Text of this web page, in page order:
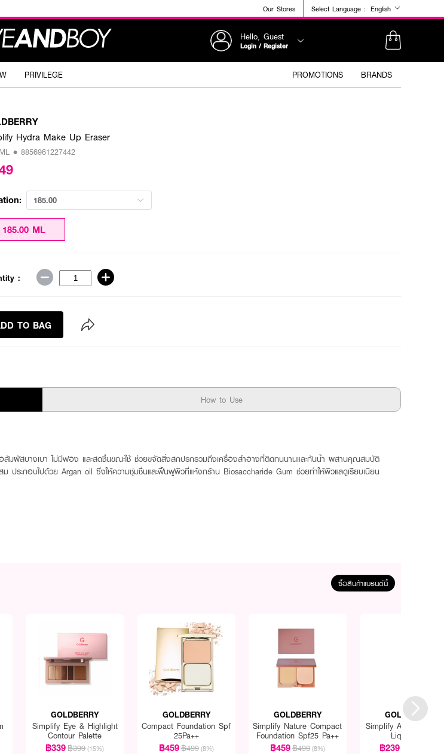
Our Stores Select Language : English
Hello, Guest
Login / Register
PRIVILEGE PROMOTIONS BRANDS
Hydra Make Up Eraser
• 8856961227442
185.00
185.00 ML
:
TO BAG
How to Use
เนื้อสัมผัสบางเบา ไม่มีฟอง และสดชื่นขณะใช้ ช่วยขจัดสิ่งสกปรกรวมถึงเครื่องสำอางที่ติดทนนานและกันน้ำ ผสานคุณสมบัติ
ประกอบไปด้วย Argan oil ซึ่งให้ความชุ่มชื่นและฟื้นฟูผิวที่แห้งกร้าน Biosaccharide Gum ช่วยทำให้ผิวแลดูเรียบเนียน
ซื้อสินค้าแบรนด์นี้
GOLDBERRY
Simplify Eye & Highlight
Contour Palette
฿339฿399 (15%)
GOLDBERRY
Compact Foundation Spf
25Pa++
฿459฿499 (8%)
GOLDBERRY
Simplify Nature Compact
Foundation Spf25 Pa++
฿459฿499 (8%)
GOLDBERRY
Simplify Always
Liquid Lip
฿239